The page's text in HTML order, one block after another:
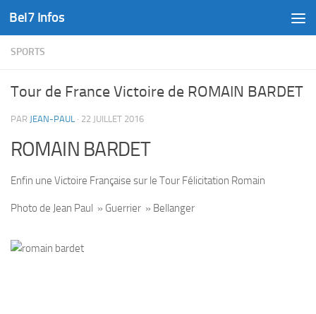
Skip to content
Bel7 Infos
SPORTS
Tour de France Victoire de ROMAIN BARDET
PAR JEAN-PAUL · 22 JUILLET 2016
ROMAIN BARDET
Enfin une Victoire Française sur le Tour Félicitation Romain
Photo de Jean Paul » Guerrier » Bellanger